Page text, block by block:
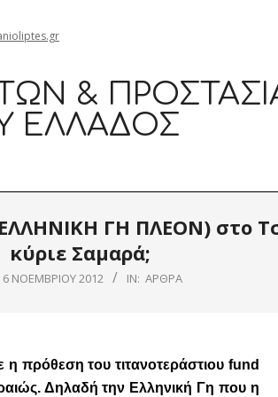
&
ΕΛΛΆΔΟΣ
ΓΗ ΠΛΕΟΝ) στο
κύριε Σαμαρά;
6 ΝΟΕΜΒΡΊΟΥ 2012 IN: ΆΡΘΡΑ
πρόθεση του τιτανοτεράστιου fund
Δηλαδή την Ελληνική Γη που η